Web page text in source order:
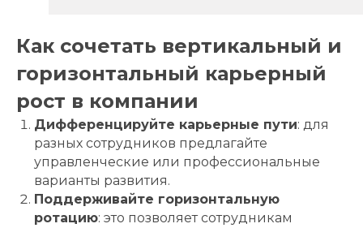
Как сочетать вертикальный и
горизонтальный карьерный
рост в компании
Дифференцируйте карьерные пути: для
разных сотрудников предлагайте
управленческие или профессиональные
варианты развития.
Поддерживайте горизонтальную
ротацию: это позволяет сотрудникам